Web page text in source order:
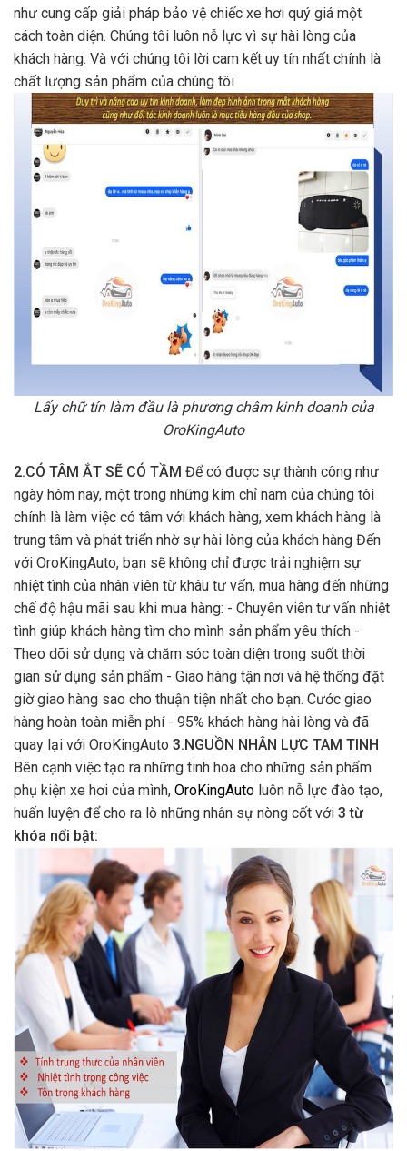
như cung cấp giải pháp bảo vệ chiếc xe hơi quý giá một
cách toàn diện. Chúng tôi luôn nỗ lực vì sự hài lòng của
khách hàng. Và với chúng tôi lời cam kết uy tín nhất chính là
chất lượng sản phẩm của chúng tôi
Lấy chữ tín làm đầu là phương châm kinh doanh của
OroKingAuto
2.CÓ TÂM ẮT SẼ CÓ TẦM Để có được sự thành công như
ngày hôm nay, một trong những kim chỉ nam của chúng tôi
chính là làm việc có tâm với khách hàng, xem khách hàng là
trung tâm và phát triển nhờ sự hài lòng của khách hàng Đến
với OroKingAuto, bạn sẽ không chỉ được trải nghiệm sự
nhiệt tình của nhân viên từ khâu tư vấn, mua hàng đến những
chế độ hậu mãi sau khi mua hàng: - Chuyên viên tư vấn nhiệt
tình giúp khách hàng tìm cho mình sản phẩm yêu thích -
Theo dõi sử dụng và chăm sóc toàn diện trong suốt thời
gian sử dụng sản phẩm - Giao hàng tận nơi và hệ thống đặt
giờ giao hàng sao cho thuận tiện nhất cho bạn. Cước giao
hàng hoàn toàn miễn phí - 95% khách hàng hài lòng và đã
quay lại với OroKingAuto 3.NGUỒN NHÂN LỰC TAM TINH
Bên cạnh việc tạo ra những tinh hoa cho những sản phẩm
phụ kiện xe hơi của mình, OroKingAuto luôn nỗ lực đào tạo,
huấn luyện để cho ra lò những nhân sự nòng cốt với 3 từ
khóa nổi bật: